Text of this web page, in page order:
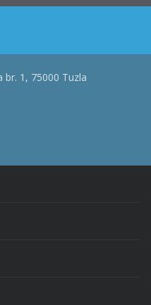
br. 1, 75000 Tuzla